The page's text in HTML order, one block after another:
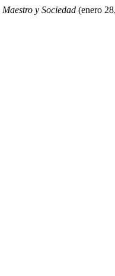
Maestro y Sociedad (enero